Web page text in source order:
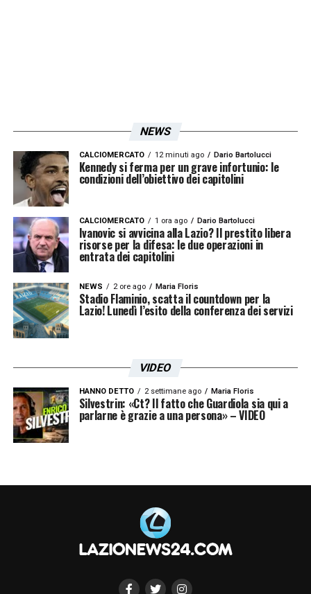
LA PLAYLIST DELLE NOSTRE TOP NEWS
NEWS
CALCIOMERCATO 12 minuti ago Dario Bartolucci
Kennedy si ferma per un grave infortunio: le
condizioni dell’obiettivo dei capitolini
CALCIOMERCATO 1 ora ago Dario Bartolucci
Ivanovic si avvicina alla Lazio? Il prestito libera
risorse per la difesa: le due operazioni in
entrata dei capitolini
NEWS 2 ore ago Maria Floris
Stadio Flaminio, scatta il countdown per la
Lazio! Lunedì l’esito della conferenza dei servizi
VIDEO
HANNO DETTO 2 settimane ago Maria Floris
Silvestrin: «Ct? Il fatto che Guardiola sia qui a
parlarne è grazie a una persona» – VIDEO